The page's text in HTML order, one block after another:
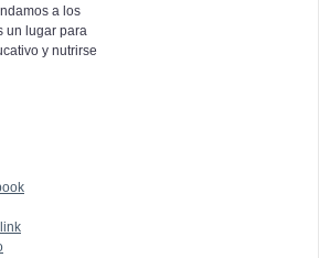
a los
un lugar para
y nutrirse